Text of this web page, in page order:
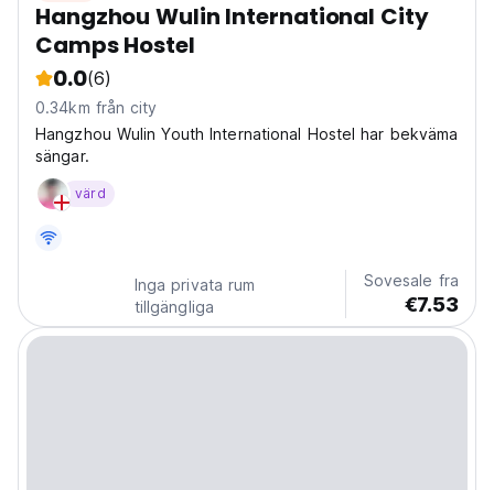
Hangzhou Wulin International City
Camps Hostel
0.0(6)
0.34km från city
Hangzhou Wulin Youth International Hostel har bekväma
sängar.
värd
Inga privata rum
tillgängliga
Sovesale fra
€7.53